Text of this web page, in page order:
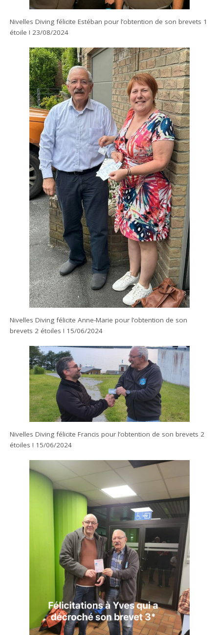
Nivelles Diving félicite Estéban pour l’obtention de son brevets 1
étoile ! 23/08/2024
Nivelles Diving félicite Anne-Marie pour l’obtention de son
brevets 2 étoiles ! 15/06/2024
Nivelles Diving félicite Francis pour l’obtention de son brevets 2
étoiles ! 15/06/2024